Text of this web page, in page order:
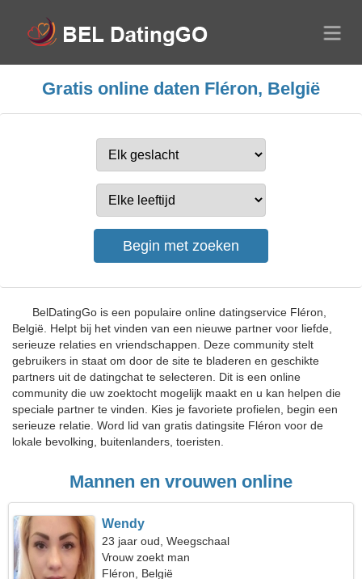
Gratis online daten Fléron, België
BelDatingGo is een populaire online datingservice Fléron,
België. Helpt bij het vinden van een nieuwe partner voor liefde,
serieuze relaties en vriendschappen. Deze community stelt
gebruikers in staat om door de site te bladeren en geschikte
partners uit de datingchat te selecteren. Dit is een online
community die uw zoektocht mogelijk maakt en u kan helpen die
speciale partner te vinden. Kies je favoriete profielen, begin een
serieuze relatie. Word lid van gratis datingsite Fléron voor de
lokale bevolking, buitenlanders, toeristen.
Mannen en vrouwen online
Wendy
23 jaar oud, Weegschaal
Vrouw zoekt man
Fléron, België